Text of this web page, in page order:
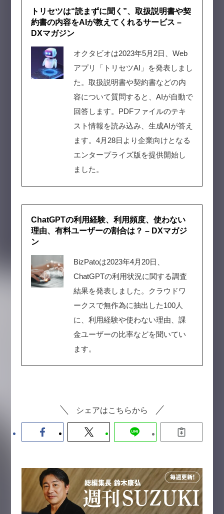
トリセツは“読まずに聞く”、取扱説明書や契
約書の内容をAIが教えてくれるサービス –
DXマガジン
オクタビオは2023年5月2日、Web
アプリ「トリセツAI」を発表しまし
た。取扱説明書や契約書などの内
容について質問すると、AIが自動で
回答します。PDFファイルのテキ
スト情報を読み込み、生成AIが答え
ます。4月28日より企業向けとなる
エンタープライズ版を提供開始し
ました。
ChatGPTの利用経験、利用頻度、使わない
理由、有料ユーザーの割合は？ – DXマガジ
ン
BizPatoは2023年4月20日、
ChatGPTの利用状況に関する調査
結果を発表しました。クラウドワ
ークスで無作為に抽出した100人
に、利用経験や使わない理由、課
金ユーザーの比率などを聞いてい
ます。
シェアはこちらから